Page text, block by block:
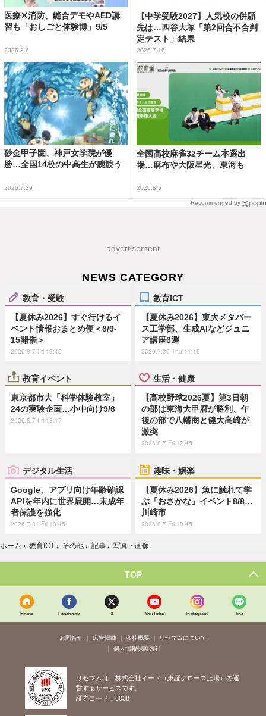
医療✕消防、縫合デモやAED講
習も「おしごと体験博」9/5
2026.8.6
【中学受験2027】人気校の併願
先は…四谷大塚「第2回合不合判
定テスト」結果
2026.7.16
砂金甲子園、神戸女学院が優
勝…全国14校の中高生が腕競う
2026.7.29
全国高校麻雀32チーム本選出
場…麻布や大阪星光、東海も
2026.8.5
Recommended by
advertisement
NEWS CATEGORY
教育・受験
【夏休み2026】すぐ行けるイ
ベント情報おまとめ便＜8/9-
15開催＞
2026.8.7 Fri 19:45
教育ICT
【夏休み2026】東大メタバー
ス工学部、生成AIなどジュニ
ア講座6選
2026.7.30 Thu 11:15
教育イベント
東京都市大「科学体験教室」
24の実験企画…小中向け9/6
2026.8.7 Fri 18:15
生活・健康
【高校野球2026夏】第3日朝
の部は東海大甲府が勝利、午
後の部で八幡商と健大高崎が
激突
2026.8.7 Fri 12:45
デジタル生活
Google、アプリ向け年齢確認
APIを年内に世界展開…未成年
者保護を強化
2026.7.31 Fri 13:45
趣味・娯楽
【夏休み2026】魚に触れて学
ぶ「おさかな」イベント8/8…
川崎市
2026.8.7 Fri 10:45
ホーム › 教育ICT › その他 › 記事 › 写真・画像
TOP
Home Facebook X YouTube Instagram line
お問合せ 広告掲載 会社概要
リセマムについて
個人情報保護方針
リセマムは、株式会社イード（東証グロース上場）の運
営するサービスです。
証券コード：6038